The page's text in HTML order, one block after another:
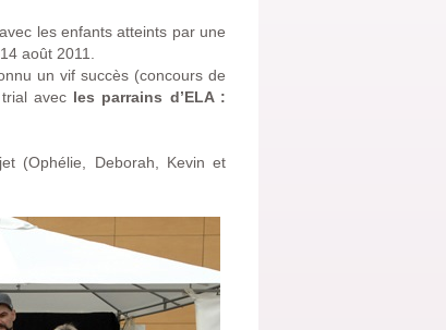
les enfants atteints par une
août 2011.
un vif succès (concours de
avec les parrains d’ELA :
(Ophélie, Deborah, Kevin et